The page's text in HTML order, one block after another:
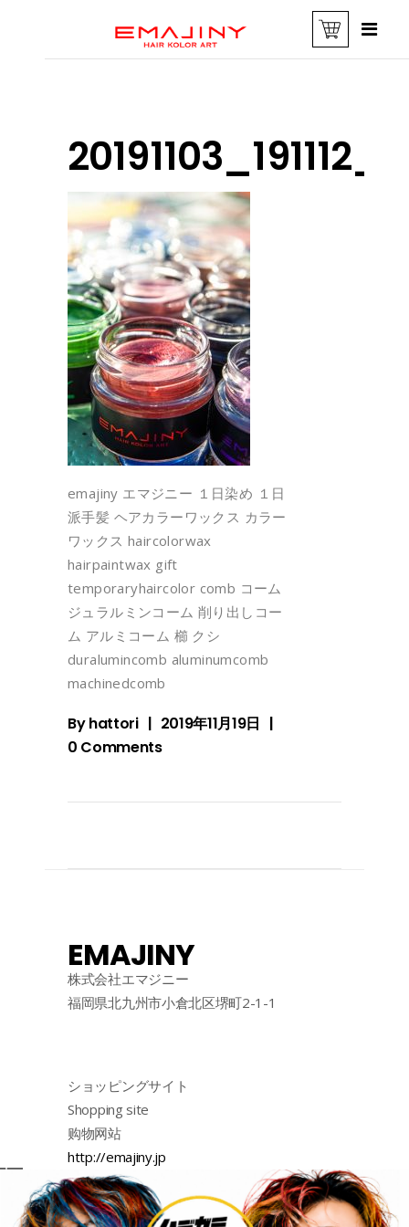
emajiny エマジニー １日染め １日
派手髪 ヘアカラーワックス カラー
ワックス haircolorwax
hairpaintwax gift
temporaryhaircolor comb コーム
ジュラルミンコーム 削り出しコー
ム アルミコーム 櫛 クシ
duralumincomb aluminumcomb
machinedcomb
Byhattori
2019年11月19日
0 Comments
EMAJINY
株式会社エマジニー
福岡県北九州市小倉北区堺町2-1-1
ショッピングサイト
Shopping site
购物网站
http://emajiny.jp